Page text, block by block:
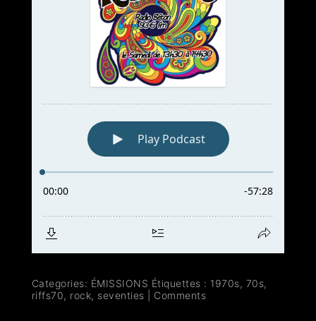
Categories: ÉMISSIONS Étiquettes : 1970s, 70s,
riffs70, rock, seventies Comments